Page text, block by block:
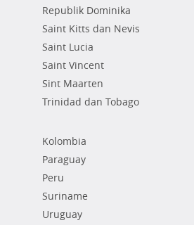
Republik Dominika
Saint Kitts dan Nevis
Saint Lucia
Saint Vincent
Sint Maarten
Trinidad dan Tobago
Kolombia
Paraguay
Peru
Suriname
Uruguay